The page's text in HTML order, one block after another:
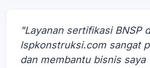
"Layanan sertifikasi BNSP
lspkonstruksi.com sangat
dan membantu bisnis saya